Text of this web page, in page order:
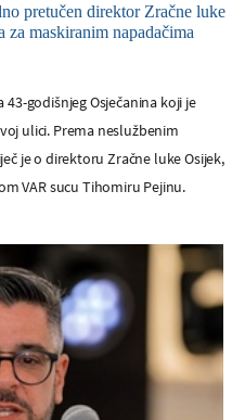
pretučen direktor Zračne luke
maskiranim napadačima
godišnjeg Osječanina koji je
ulici. Prema neslužbenim
je o direktoru Zračne luke Osijek,
VAR sucu Tihomiru Pejinu.